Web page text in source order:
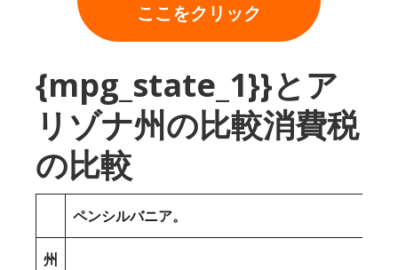
ここをクリック
{mpg_state_1}}とア
リゾナ州の比較消費税
の比較
ペンシルバニア。
州